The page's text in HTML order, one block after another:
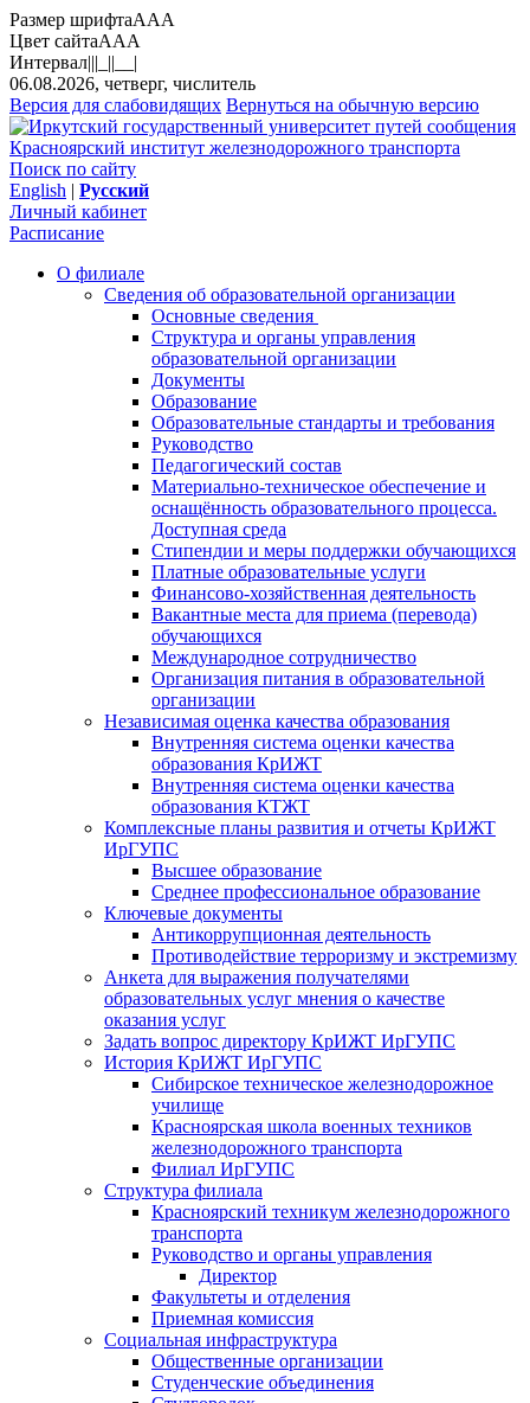
Размер шрифтаAAA
Цвет сайтаAAA
Интервал|||_||__|
06.08.2026, четверг, числитель
Версия для слабовидящих Вернуться на обычную версию
Красноярский институт железнодорожного транспорта
Поиск по сайту
English | Русский
Личный кабинет
Расписание
О филиале
Сведения об образовательной организации
Основные сведения
Структура и органы управления
образовательной организации
Документы
Образование
Образовательные стандарты и требования
Руководство
Педагогический состав
Материально-техническое обеспечение и
оснащённость образовательного процесса.
Доступная среда
Стипендии и меры поддержки обучающихся
Платные образовательные услуги
Финансово-хозяйственная деятельность
Вакантные места для приема (перевода)
обучающихся
Международное сотрудничество
Организация питания в образовательной
организации
Независимая оценка качества образования
Внутренняя система оценки качества
образования КрИЖТ
Внутренняя система оценки качества
образования КТЖТ
Комплексные планы развития и отчеты КрИЖТ
ИрГУПС
Высшее образование
Среднее профессиональное образование
Ключевые документы
Антикоррупционная деятельность
Противодействие терроризму и экстремизму
Анкета для выражения получателями
образовательных услуг мнения о качестве
оказания услуг
Задать вопрос директору КрИЖТ ИрГУПС
История КрИЖТ ИрГУПС
Сибирское техническое железнодорожное
училище
Красноярская школа военных техников
железнодорожного транспорта
Филиал ИрГУПС
Структура филиала
Красноярский техникум железнодорожного
транспорта
Руководство и органы управления
Директор
Факультеты и отделения
Приемная комиссия
Социальная инфраструктура
Общественные организации
Студенческие объединения